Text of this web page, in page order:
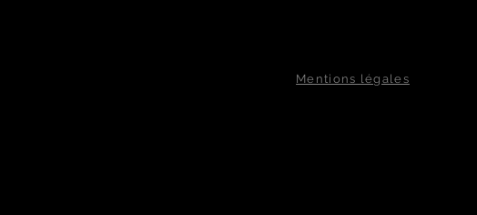
Mentions légales